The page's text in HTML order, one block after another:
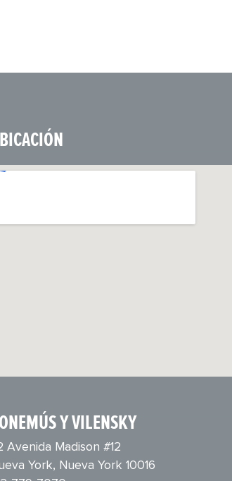
Y VILENSKY
Avenida Madison #12
York, Nueva York 10016